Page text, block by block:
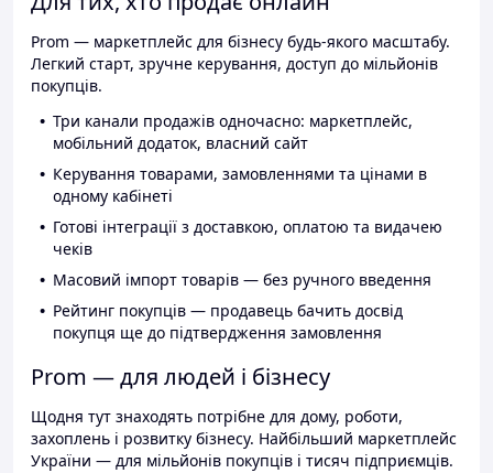
Prom — маркетплейс для бізнесу будь-якого масштабу.
Легкий старт, зручне керування, доступ до мільйонів
покупців.
Три канали продажів одночасно: маркетплейс,
мобільний додаток, власний сайт
Керування товарами, замовленнями та цінами в
одному кабінеті
Готові інтеграції з доставкою, оплатою та видачею
чеків
Масовий імпорт товарів — без ручного введення
Рейтинг покупців — продавець бачить досвід
покупця ще до підтвердження замовлення
Prom — для людей і бізнесу
Щодня тут знаходять потрібне для дому, роботи,
захоплень і розвитку бізнесу. Найбільший маркетплейс
України — для мільйонів покупців і тисяч підприємців.